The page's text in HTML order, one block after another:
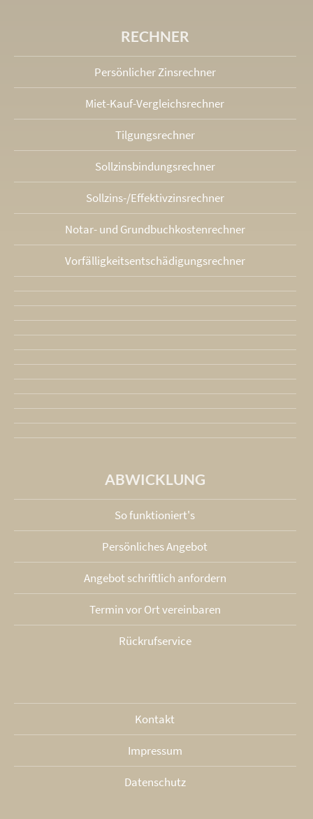
RECHNER
Persönlicher Zinsrechner
Miet-Kauf-Vergleichsrechner
Tilgungsrechner
Sollzinsbindungs­rechner
Sollzins-/Effektivzins­rechner
Notar- und Grundbuchkosten­rechner
Vorfälligkeits­entschädigungs­rechner
ABWICKLUNG
So funktioniert's
Persönliches Angebot
Angebot schriftlich anfordern
Termin vor Ort vereinbaren
Rückrufservice
Kontakt
Impressum
Datenschutz